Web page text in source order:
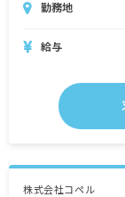
勤務地
給与
株式会社コペル